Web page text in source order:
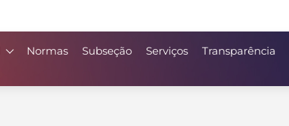
Normas Subseção Serviços Transparência